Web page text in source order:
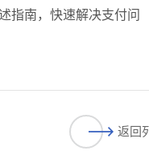
指南，快速解决支付问
返回